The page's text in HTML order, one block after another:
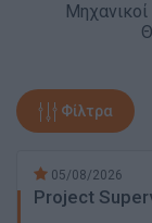
Φίλτρα
05/08/2026
Project